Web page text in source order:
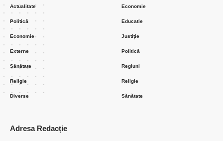
Actualitate
Politică
Economie
Externe
Sănătate
Religie
Diverse
Economie
Educatie
Justiție
Politică
Regiuni
Religie
Sănătate
Adresa Redacție